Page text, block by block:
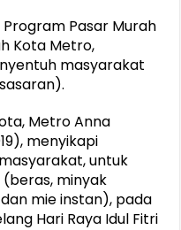
Pasar Murah
Kota Metro,
masyarakat
Metro Anna
menyikapi
untuk
minyak
mie instan), pada
Hari Raya Idul Fitri